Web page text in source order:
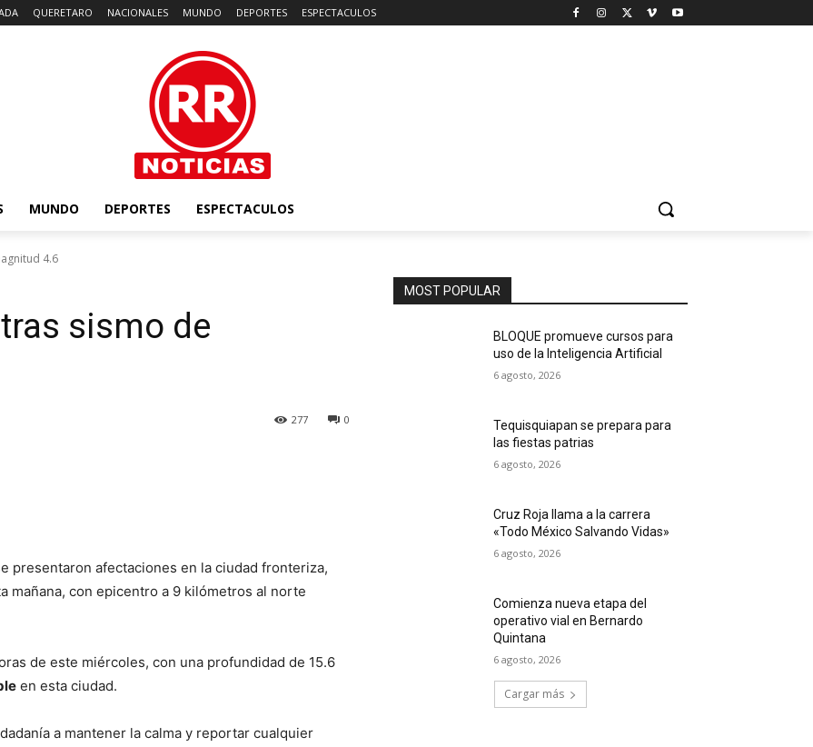
QUERETARO NACIONALES MUNDO DEPORTES ESPECTACULOS
MUNDO DEPORTES ESPECTACULOS
4.6
sismo de
0
277
presentaron afectaciones en la ciudad fronteriza,
mañana, con epicentro a 9 kilómetros al norte
de este miércoles, con una profundidad de 15.6
en esta ciudad.
a mantener la calma y reportar cualquier
MOST POPULAR
BLOQUE promueve cursos para
uso de la Inteligencia Artificial
6 agosto, 2026
Tequisquiapan se prepara para
las fiestas patrias
6 agosto, 2026
Cruz Roja llama a la carrera
«Todo México Salvando Vidas»
6 agosto, 2026
Comienza nueva etapa del
operativo vial en Bernardo
Quintana
6 agosto, 2026
Cargar más